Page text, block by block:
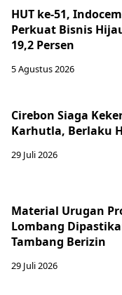
HUT ke-51,
Perkuat Bisnis
19,2 Persen
5 Agustus 2026
Cirebon Siaga
Karhutla, Berlaku
29 Juli 2026
Material Urugan
Lombang
Tambang Berizin
29 Juli 2026